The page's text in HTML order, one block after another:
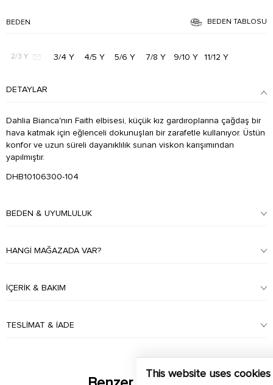
This website uses cookies
BEDEN BEDEN TABLOSU
2/3 Y 3/4 Y 4/5 Y 5/6 Y 7/8 Y 9/10 Y 11/12 Y
DETAYLAR
Dahlia Bianca'nın Faith elbisesi, küçük kız gardıroplarına çağdaş bir
hava katmak için eğlenceli dokunuşları bir zarafetle kullanıyor. Üstün
konfor ve uzun süreli dayanıklılık sunan viskon karışımından
yapılmıştır.
DHB10106300-104
BEDEN & UYUMLULUK
HANGI MAĞAZADA VAR?
İÇERIK & BAKIM
TESLIMAT & İADE